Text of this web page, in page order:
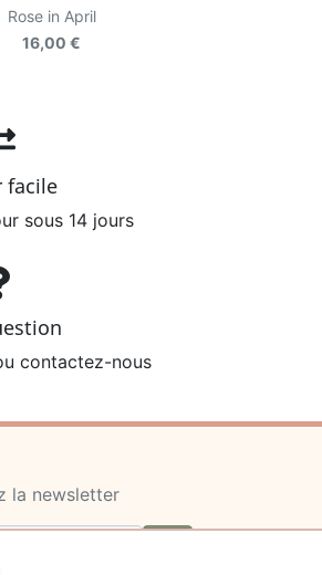
Rose in April
16,00 €
facile
sous 14 jours
contactez-nous
la newsletter